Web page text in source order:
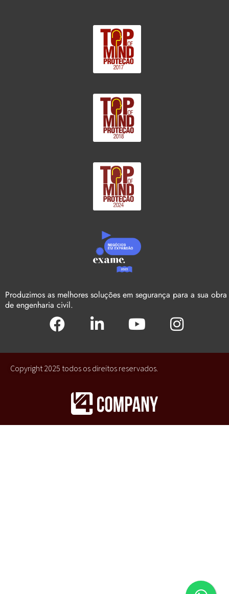
Produzimos as melhores soluções em segurança para a sua obra
de engenharia civil.
Copyright 2025 todos os direitos reservados.